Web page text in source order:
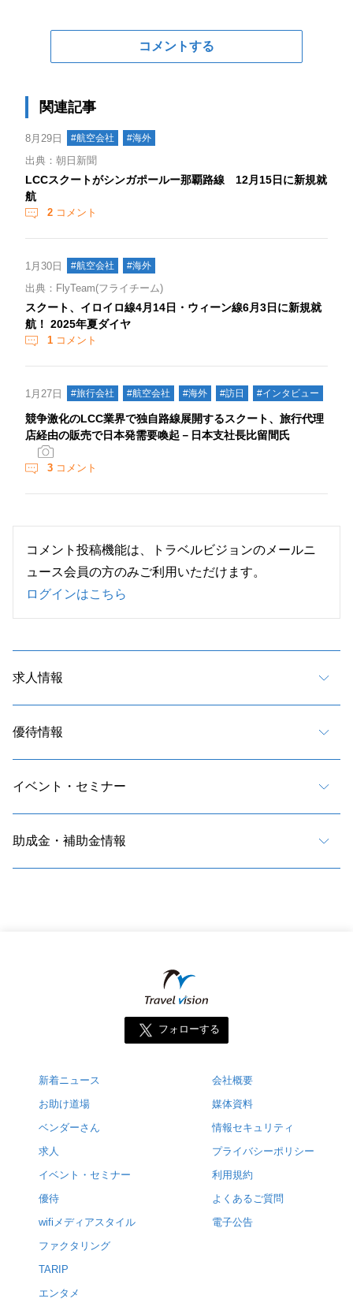
コメントする
関連記事
8月29日 #航空会社 #海外
出典：朝日新聞
LCCスクートがシンガポールー那覇路線 12月15日に新規就
航
2 コメント
1月30日 #航空会社 #海外
出典：FlyTeam(フライチーム)
スクート、イロイロ線4月14日・ウィーン線6月3日に新規就
航！ 2025年夏ダイヤ
1 コメント
1月27日 #旅行会社 #航空会社 #海外 #訪日 #インタビュー
競争激化のLCC業界で独自路線展開するスクート、旅行代理
店経由の販売で日本発需要喚起－日本支社長比留間氏
3 コメント
コメント投稿機能は、トラベルビジョンのメールニ
ュース会員の方のみご利用いただけます。
ログインはこちら
求人情報
優待情報
イベント・セミナー
助成金・補助金情報
フォローする
新着ニュース
お助け道場
ベンダーさん
求人
イベント・セミナー
優待
wifiメディアスタイル
ファクタリング
TARIP
エンタメ
会社概要
媒体資料
情報セキュリティ
プライバシーポリシー
利用規約
よくあるご質問
電子公告